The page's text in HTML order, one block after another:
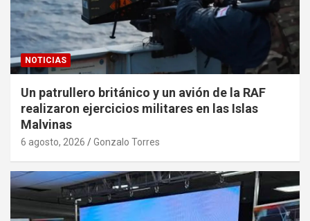
NOTICIAS
Un patrullero británico y un avión de la RAF
realizaron ejercicios militares en las Islas
Malvinas
6 agosto, 2026 Gonzalo Torres